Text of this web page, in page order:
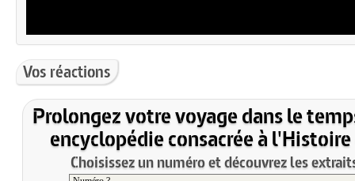
Vos réactions
Prolongez votre voyage dans le
encyclopédie consacrée à l'Histoire
Choisissez un numéro et découvrez les